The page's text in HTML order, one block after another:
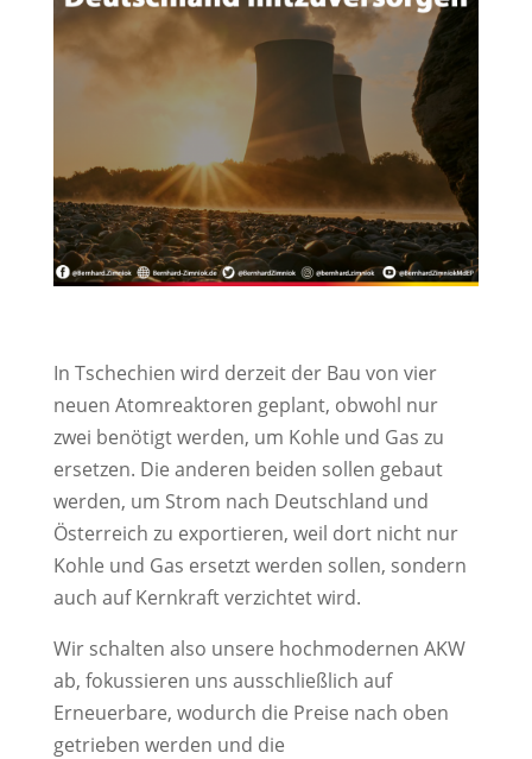
In Tschechien wird derzeit der Bau von vier
neuen Atomreaktoren geplant, obwohl nur
zwei benötigt werden, um Kohle und Gas zu
ersetzen. Die anderen beiden sollen gebaut
werden, um Strom nach Deutschland und
Österreich zu exportieren, weil dort nicht nur
Kohle und Gas ersetzt werden sollen, sondern
auch auf Kernkraft verzichtet wird.
Wir schalten also unsere hochmodernen AKW
ab, fokussieren uns ausschließlich auf
Erneuerbare, wodurch die Preise nach oben
getrieben werden und die